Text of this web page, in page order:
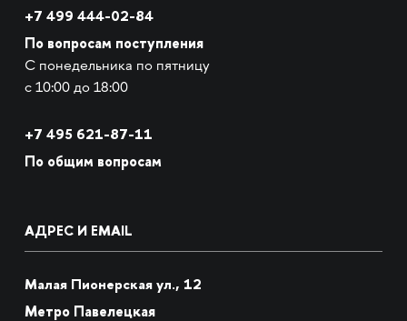
+7 499 444-02-84
По вопросам поступления
С понедельника по пятницу
с 10:00 до 18:00
+7 495 621-87-11
По общим вопросам
АДРЕС И EMAIL
Малая Пионерская ул., 12
Метро Павелецкая